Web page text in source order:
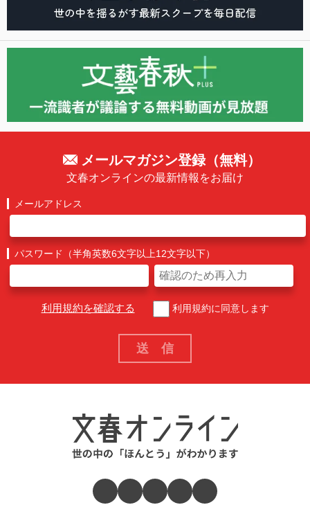
メールマガジン登録（無料）
文春オンラインの最新情報をお届け
メールアドレス
パスワード（半角英数6文字以上12文字以下）
利用規約を確認する 利用規約に同意します